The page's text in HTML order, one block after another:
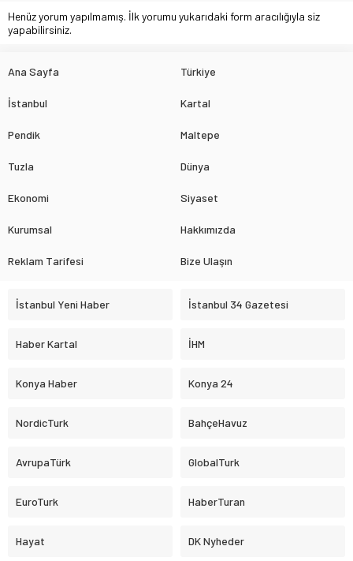
Henüz yorum yapılmamış. İlk yorumu yukarıdaki form aracılığıyla siz
yapabilirsiniz.
Ana Sayfa Türkiye
İstanbul Kartal
Pendik Maltepe
Tuzla Dünya
Ekonomi Siyaset
Kurumsal Hakkımızda
Reklam Tarifesi Bize Ulaşın
İstanbul Yeni Haber İstanbul 34 Gazetesi
Haber Kartal İHM
Konya Haber Konya 24
NordicTurk BahçeHavuz
AvrupaTürk GlobalTurk
EuroTurk HaberTuran
Hayat DK Nyheder